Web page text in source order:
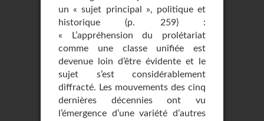
un « sujet principal », politique et
historique (p. 259) :
« L’appréhension du prolétariat
comme une classe unifiée est
devenue loin d’être évidente et le
sujet s’est considérablement
diffracté. Les mouvements des cinq
dernières décennies ont vu
l’émergence d’une variété d’autres